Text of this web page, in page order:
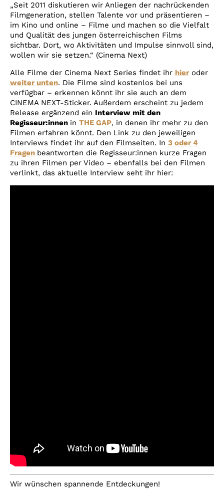
„Seit 2011 diskutieren wir Anliegen der nachrückenden
Filmgeneration, stellen Talente vor und präsentieren –
im Kino und online – Filme und machen so die Vielfalt
und Qualität des jungen österreichischen Films
sichtbar. Dort, wo Aktivitäten und Impulse sinnvoll sind,
wollen wir sie setzen.“ (Cinema Next)
Alle Filme der Cinema Next Series findet ihr hieroder
weiter unten. Die Filme sind kostenlos bei uns
verfügbar – erkennen könnt ihr sie auch an dem
CINEMA NEXT-Sticker. Außerdem erscheint zu jedem
Release ergänzend ein Interview mit den
Regisseur:innen in THE GAP, in denen ihr mehr zu den
Filmen erfahren könnt. Den Link zu den jeweiligen
Interviews findet ihr auf den Filmseiten. In 3 oder 4
Fragen beantworten die Regisseur:innen kurze Fragen
zu ihren Filmen per Video – ebenfalls bei den Filmen
verlinkt, das aktuelle Interview seht ihr hier:
Wir wünschen spannende Entdeckungen!